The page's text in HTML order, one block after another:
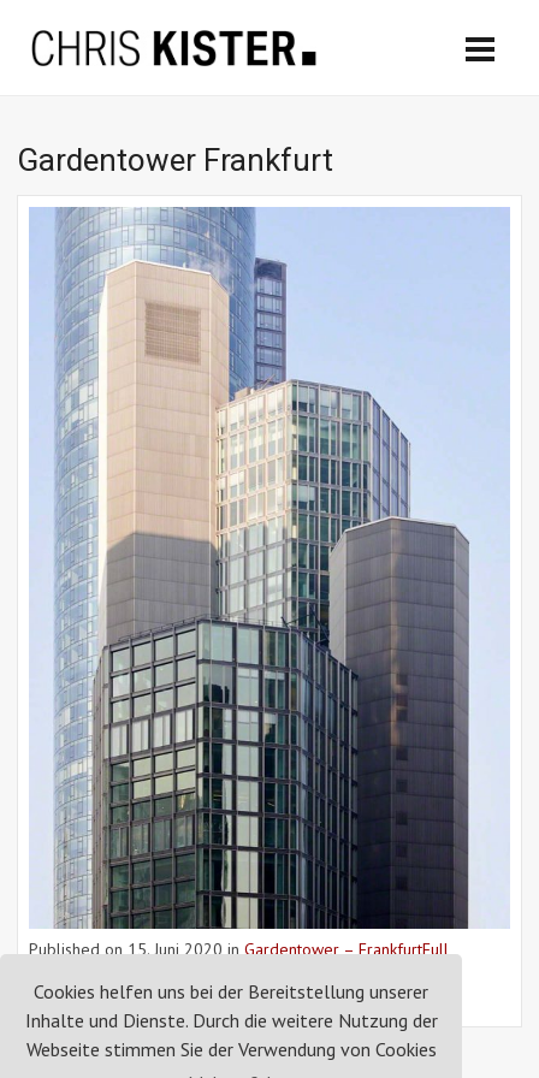
Cookies helfen uns bei der Bereitstellung unserer
Inhalte und Dienste. Durch die weitere Nutzung der
Webseite stimmen Sie der Verwendung von Cookies
Gardentower Frankfurt
Published on15. Juni 2020inGardentower – FrankfurtFull
« Back